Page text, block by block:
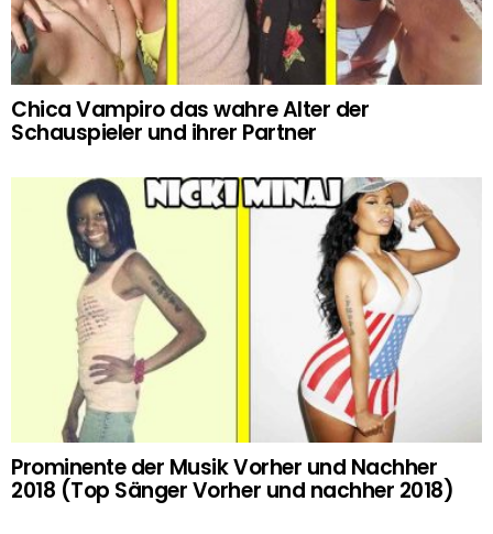
Chica Vampiro das wahre Alter der
Schauspieler und ihrer Partner
Prominente der Musik Vorher und Nachher
2018 (Top Sänger Vorher und nachher 2018)